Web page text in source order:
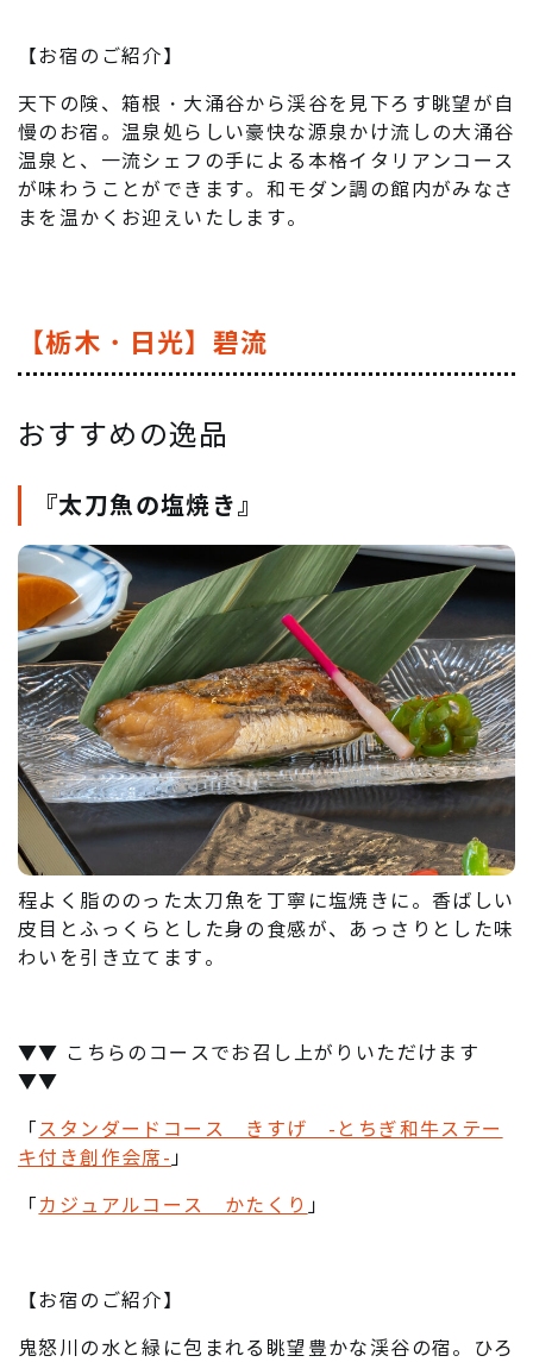
【お宿のご紹介】
天下の険、箱根・大涌谷から渓谷を見下ろす眺望が自
慢のお宿。温泉処らしい豪快な源泉かけ流しの大涌谷
温泉と、一流シェフの手による本格イタリアンコース
が味わうことができます。和モダン調の館内がみなさ
まを温かくお迎えいたします。
【栃木・日光】碧流
おすすめの逸品
『太刀魚の塩焼き』
程よく脂ののった太刀魚を丁寧に塩焼きに。香ばしい
皮目とふっくらとした身の食感が、あっさりとした味
わいを引き立てます。
▼▼ こちらのコースでお召し上がりいただけます
▼▼
「 スタンダードコース きすげ -とちぎ和牛ステー
キ付き創作会席-」
「 カジュアルコース かたくり 」
【お宿のご紹介】
鬼怒川の水と緑に包まれる眺望豊かな渓谷の宿。ひろ